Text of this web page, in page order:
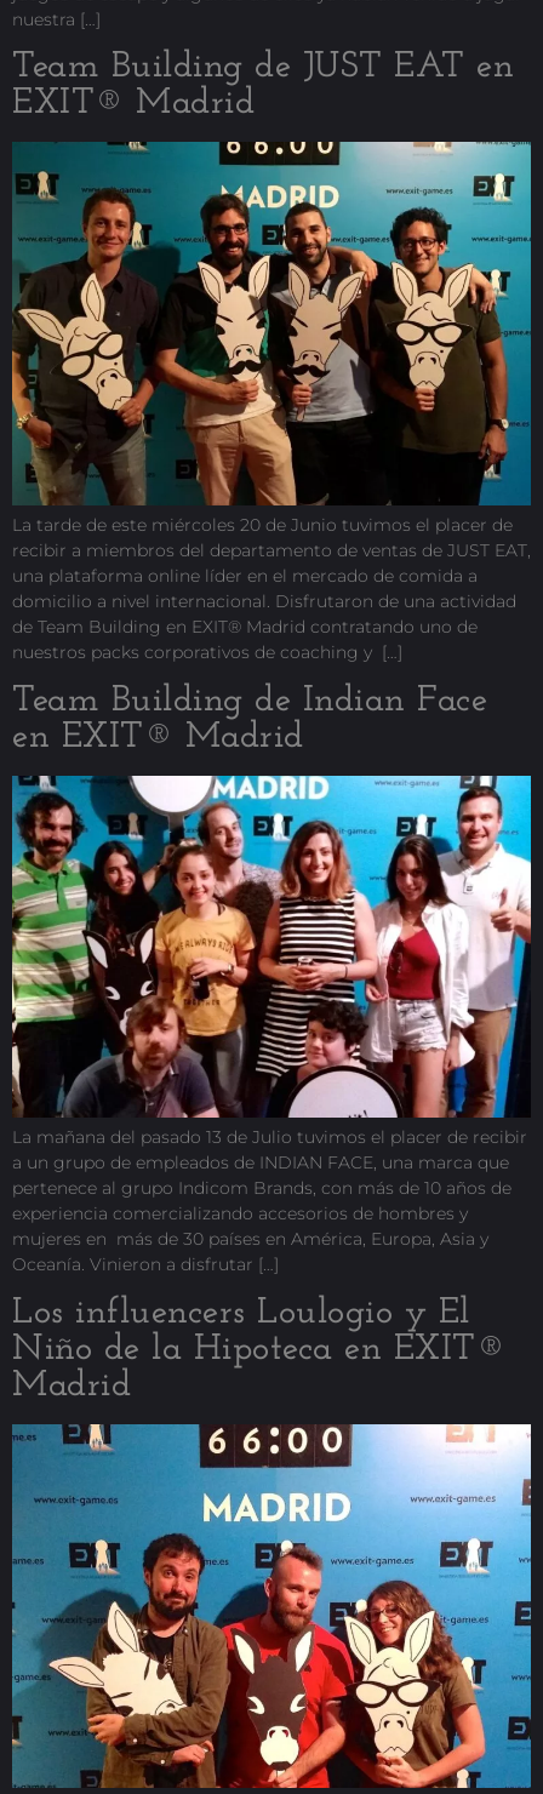
nuestra […]
Team Building de JUST EAT en
EXIT® Madrid
La tarde de este miércoles 20 de Junio tuvimos el placer de
recibir a miembros del departamento de ventas de JUST EAT,
una plataforma online líder en el mercado de comida a
domicilio a nivel internacional. Disfrutaron de una actividad
de Team Building en EXIT® Madrid contratando uno de
nuestros packs corporativos de coaching y […]
Team Building de Indian Face
en EXIT® Madrid
La mañana del pasado 13 de Julio tuvimos el placer de recibir
a un grupo de empleados de INDIAN FACE, una marca que
pertenece al grupo Indicom Brands, con más de 10 años de
experiencia comercializando accesorios de hombres y
mujeres en más de 30 países en América, Europa, Asia y
Oceanía. Vinieron a disfrutar […]
Los influencers Loulogio y El
Niño de la Hipoteca en EXIT®
Madrid